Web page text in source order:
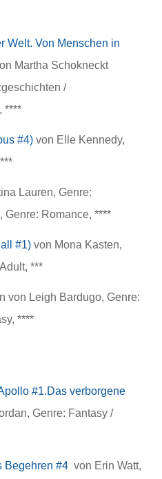
Welt. Von Menschen in
Martha Schokneckt
/
****
#4) von Elle Kennedy,
Lauren, Genre:
Genre: Romance, ****
#1) von Mona Kasten,
***
von Leigh Bardugo, Genre:
****
#1.Das verborgene
Genre: Fantasy /
Begehren #4 von Erin Watt,